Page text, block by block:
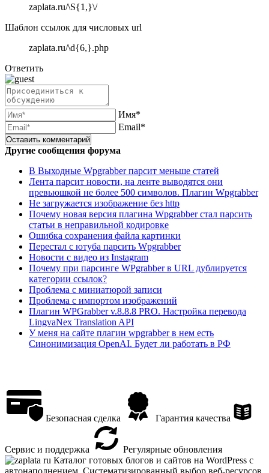
zaplata.ru/\S{1,}\/
Шаблон ссылок для числовых url
zaplata.ru/\d{6,}.php
Ответить
Имя*
Email*
Другие сообщения форума
В Выходные Wpgrabber парсит меньше статей
Лента парсит новости, на ленте выводятся они
превьюшкой не более 500 символов. Плагин Wpgrabber
Не загружается изображение без http
Почему новая версия плагина Wpgrabber стал парсить
статьи в неправильной кодировке
Ошибка сохранения файла картинки
Перестал с ютуба парсить Wpgrabber
Новости с видео из Instagram
Почему при парсинге WPgrabber в URL дублируется
категории ссылок?
Проблема с миниатюрой записи
Проблема с импортом изображений
Плагин WPGrabber v.8.8.8 PRO. Настройка перевода
LingvaNex Translation API
У меня на сайте плагин wpgrabber в нем есть
Синонимизация OpenAI. Будет ли работать в РФ
Безопасная сделка Гарантия качества
Сервис и поддержка
Регулярные обновления
Каталог готовых блогов и сайтов на WordPress с
автонаполнением. Систематизированный выбор веб-ресурсов